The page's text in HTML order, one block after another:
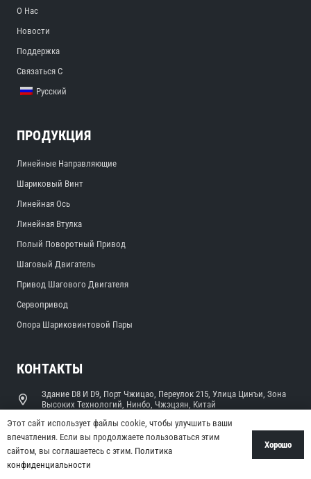
О Нас
Новости
Поддержка
Связаться С
Русский
ПРОДУКЦИЯ
Линейные Направляющие
Шариковый Винт
Линейная Ось
Линейная Втулка
Полый Поворотный Привод
Шаговый Двигатель
Привод Шагового Двигателя
Сервопривод
Опора Шариковинтовой Пары
КОНТАКТЫ
Здание D8 И D9, Порт Чжицао, Переулок 215, Улица Цинъи, Зона
Высоких Технологий, Нинбо, Чжэцзян, Китай
sales@limonrobot.com
+86-0574-87739290
Этот сайт использует файлы cookie, чтобы улучшить ваши
впечатления. Если вы продолжаете пользоваться этим
сайтом, вы соглашаетесь с этим. Политика
конфиденциальности
Хорошо